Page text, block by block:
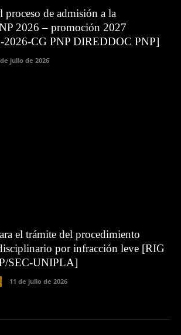
proceso de admisión a la
2026 – promoción 2027
2026-CG PNP DIREDDOC PNP]
julio de 2026
el trámite del procedimiento
por infracción leve [RIG
SEC-UNIPLA]
11 de julio de 2026